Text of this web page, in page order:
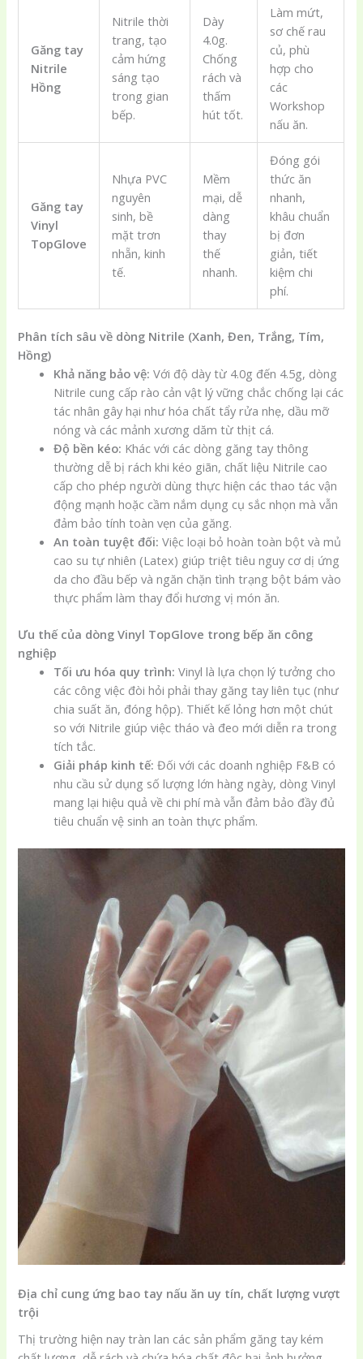
Găng tay
Nitrile
Hồng
Nitrile thời
trang, tạo
cảm hứng
sáng tạo
trong gian
bếp.
Dày
4.0g.
Chống
rách và
thấm
hút tốt.
Làm mứt,
sơ chế rau
củ, phù
hợp cho
các
Workshop
nấu ăn.
Găng tay
Vinyl
TopGlove
Nhựa PVC
nguyên
sinh, bề
mặt trơn
nhẵn, kinh
tế.
Mềm
mại, dễ
dàng
thay
thế
nhanh.
Đóng gói
thức ăn
nhanh,
khâu chuẩn
bị đơn
giản, tiết
kiệm chi
phí.
Phân tích sâu về dòng Nitrile (Xanh, Đen, Trắng, Tím,
Hồng)
Khả năng bảo vệ: Với độ dày từ 4.0g đến 4.5g, dòng
Nitrile cung cấp rào cản vật lý vững chắc chống lại các
tác nhân gây hại như hóa chất tẩy rửa nhẹ, dầu mỡ
nóng và các mảnh xương dăm từ thịt cá.
Độ bền kéo: Khác với các dòng găng tay thông
thường dễ bị rách khi kéo giãn, chất liệu Nitrile cao
cấp cho phép người dùng thực hiện các thao tác vận
động mạnh hoặc cầm nắm dụng cụ sắc nhọn mà vẫn
đảm bảo tính toàn vẹn của găng.
An toàn tuyệt đối: Việc loại bỏ hoàn toàn bột và mủ
cao su tự nhiên (Latex) giúp triệt tiêu nguy cơ dị ứng
da cho đầu bếp và ngăn chặn tình trạng bột bám vào
thực phẩm làm thay đổi hương vị món ăn.
Ưu thế của dòng Vinyl TopGlove trong bếp ăn công
nghiệp
Tối ưu hóa quy trình: Vinyl là lựa chọn lý tưởng cho
các công việc đòi hỏi phải thay găng tay liên tục (như
chia suất ăn, đóng hộp). Thiết kế lỏng hơn một chút
so với Nitrile giúp việc tháo và đeo mới diễn ra trong
tích tắc.
Giải pháp kinh tế: Đối với các doanh nghiệp F&B có
nhu cầu sử dụng số lượng lớn hàng ngày, dòng Vinyl
mang lại hiệu quả về chi phí mà vẫn đảm bảo đầy đủ
tiêu chuẩn vệ sinh an toàn thực phẩm.
Địa chỉ cung ứng bao tay nấu ăn uy tín, chất lượng vượt
trội
Thị trường hiện nay tràn lan các sản phẩm găng tay kém